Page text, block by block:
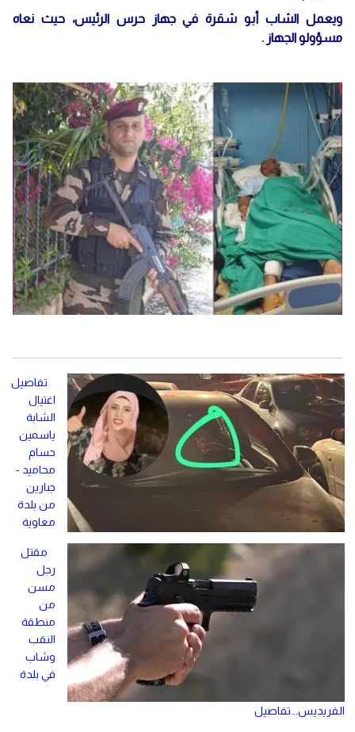
ويعمل الشاب أبو شقرة في جهاز حرس الرئيس، حيث نعاه
مسؤولو الجهاز .
تفاصيل
اغتيال
الشابة
ياسمين
حسام
محاميد -
جبارين
من بلدة
معاوية
مقتل
رجل
مسن
من
منطقة
النقب
وشاب
في بلدة
الفريديس...تفاصيل